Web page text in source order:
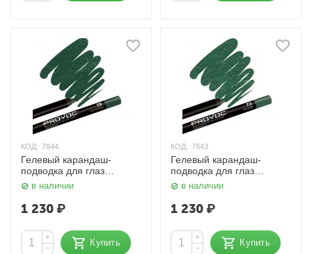
КОД: 7844
Гелевый карандаш-
подводка для глаз
Шиммер, цвет морской
волны темный Provoc
в наличии
1 230₽
+
−
Купить
КОД: 7843
Гелевый карандаш-
подводка для глаз
Шиммер, цвет морской
волны светлый Provoc
в наличии
1 230₽
+
−
Купить